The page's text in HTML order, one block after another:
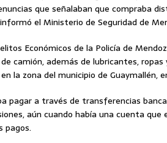
que señalaban que compraba
el Ministerio de Seguridad de
Económicos de la Policía de
camión, además de lubricantes,
la zona del municipio de Guaymallén,
pagar a través de transferencias
aún cuando había una cuenta que
pagos.